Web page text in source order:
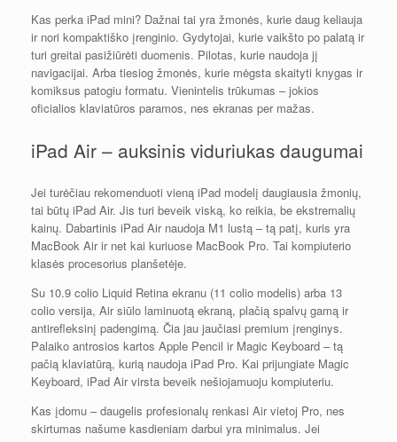
Kas perka iPad mini? Dažnai tai yra žmonės, kurie daug keliauja
ir nori kompaktiško įrenginio. Gydytojai, kurie vaikšto po palatą ir
turi greitai pasižiūrėti duomenis. Pilotas, kurie naudoja jį
navigacijai. Arba tiesiog žmonės, kurie mėgsta skaityti knygas ir
komiksus patogiu formatu. Vienintelis trūkumas – jokios
oficialios klaviatūros paramos, nes ekranas per mažas.
iPad Air – auksinis viduriukas daugumai
Jei turėčiau rekomenduoti vieną iPad modelį daugiausia žmonių,
tai būtų iPad Air. Jis turi beveik viską, ko reikia, be ekstremalių
kainų. Dabartinis iPad Air naudoja M1 lustą – tą patį, kuris yra
MacBook Air ir net kai kuriuose MacBook Pro. Tai kompiuterio
klasės procesorius planšetėje.
Su 10.9 colio Liquid Retina ekranu (11 colio modelis) arba 13
colio versija, Air siūlo laminuotą ekraną, plačią spalvų gamą ir
antirefleksinį padengimą. Čia jau jaučiasi premium įrenginys.
Palaiko antrosios kartos Apple Pencil ir Magic Keyboard – tą
pačią klaviatūrą, kurią naudoja iPad Pro. Kai prijungiate Magic
Keyboard, iPad Air virsta beveik nešiojamuoju kompiuteriu.
Kas įdomu – daugelis profesionalų renkasi Air vietoj Pro, nes
skirtumas našume kasdieniam darbui yra minimalus. Jei